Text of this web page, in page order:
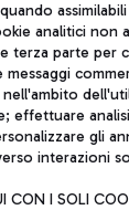
l'aeroporto
Trenitalia.
TRAVEL JOURNAL
ITA
analitici non
terza parte per
effettuare
gli
interazioni
CON I SOLI